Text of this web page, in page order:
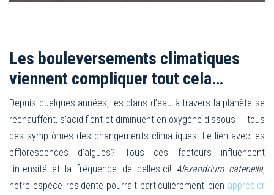
Les bouleversements climatiques
viennent compliquer tout cela…
Depuis quelques années, les plans d’eau à travers la planète se
réchauffent, s’acidifient et diminuent en oxygène dissous — tous
des symptômes des changements climatiques. Le lien avec les
efflorescences d’algues? Tous ces facteurs influencent
l’intensité et la fréquence de celles-ci! Alexandrium catenella,
notre espèce résidente pourrait particulièrement bien apprécier